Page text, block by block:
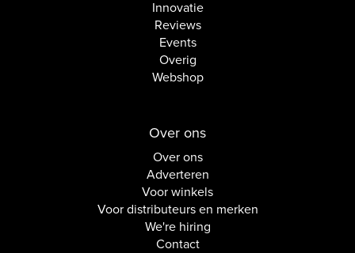
Innovatie
Reviews
Events
Overig
Webshop
Over ons
Over ons
Adverteren
Voor winkels
Voor distributeurs en merken
We're hiring
Contact